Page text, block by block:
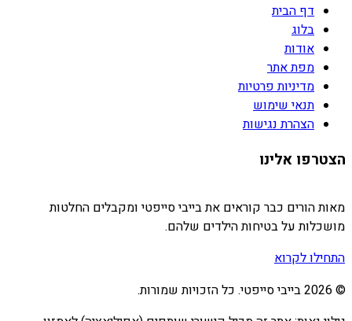
דף הבית
בלוג
אודות
מפת אתר
מדיניות פרטיות
תנאי שימוש
הצהרת נגישות
הצטרפו אלינו
מאות הורים כבר קוראים את בייבי סייפטי ומקבלים החלטות
מושכלות על בטיחות הילדים שלהם.
התחילו לקרוא
©
2026בייבי סייפטי. כל הזכויות שמורות.